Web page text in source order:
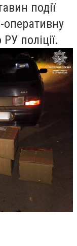
події
оперативну
поліції.